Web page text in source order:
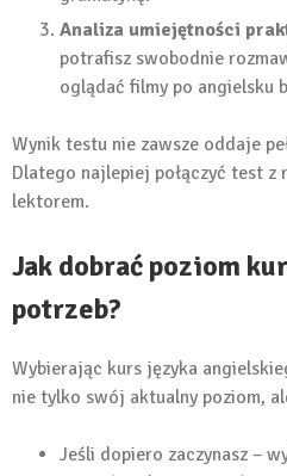
Analiza umiejętności
potrafisz swobodnie
oglądać filmy po angielsku
Wynik testu nie zawsze oddaje
Dlatego najlepiej połączyć test z
lektorem.
Jak dobrać poziom
potrzeb?
Wybierając kurs języka
nie tylko swój aktualny poziom,
Jeśli dopiero zaczynasz –